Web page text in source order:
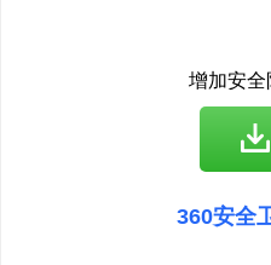
增加安全
360安全